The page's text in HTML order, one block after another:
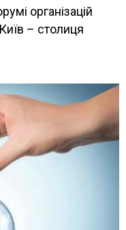
організацій
– столиця